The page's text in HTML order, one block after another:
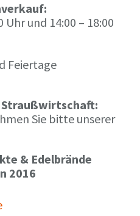
Uhr und 14:00 – 18:00
Feiertage
Sie bitte unserer
& Edelbrände
2016